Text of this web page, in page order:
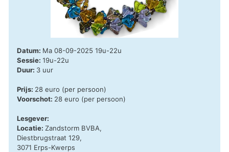
Datum: Ma 08-09-2025 19u-22u
Sessie:19u-22u
Duur: 3 uur
Prijs: 28 euro (per persoon)
Voorschot: 28 euro (per persoon)
Lesgever:
Locatie: Zandstorm BVBA,
Diestbrugstraat 129,
3071 Erps-Kwerps